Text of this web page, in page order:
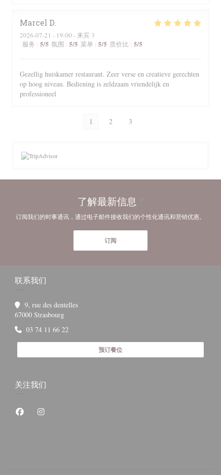
Marcel D
2026-07-21 - 19:00 - 来宾 3
服务 : 5/5 氛围 : 5/5 菜单 : 5/5 质价比 : 5/5
Gezellig huiskamer restaurant. Zeer verse en creatieve gerechten
op hoog niveau. Bediening is zeldzaam vriendelijk en
professioneel
1 2 3
了解最新信息
订阅我们的时事通讯，通过电子邮件接收我们的个性化通讯和营销优惠。
订阅
联系我们
9, rue des dentelles
67000 Strasbourg((在新窗口中打开))
03 74 11 66 22
预订餐位
关注我们
Facebook ((在新窗口中打开))
Instagram ((在新窗口中打开))